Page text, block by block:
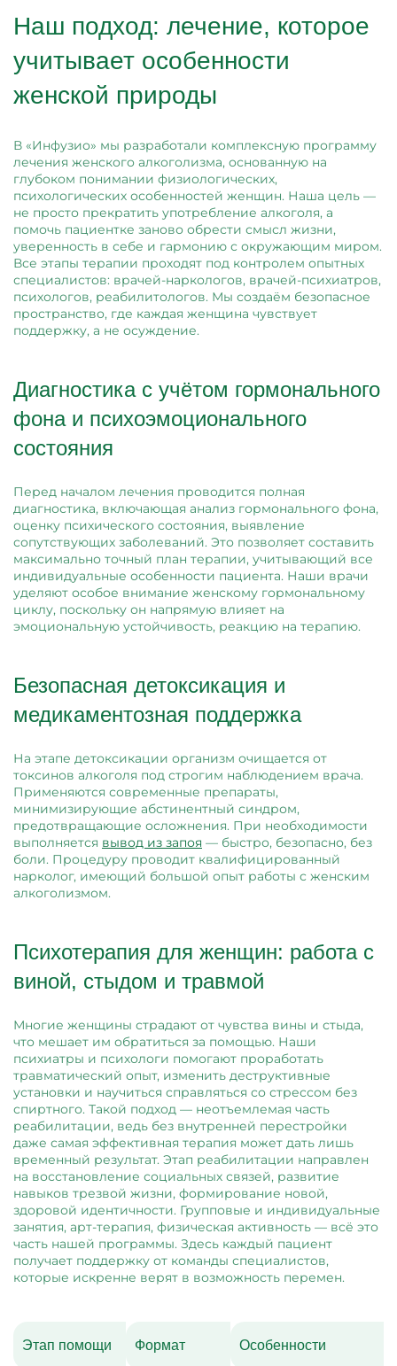
Наш подход: лечение, которое
учитывает особенности
женской природы
В «Инфузио» мы разработали комплексную программу
лечения женского алкоголизма, основанную на
глубоком понимании физиологических,
психологических особенностей женщин. Наша цель —
не просто прекратить употребление алкоголя, а
помочь пациентке заново обрести смысл жизни,
уверенность в себе и гармонию с окружающим миром.
Все этапы терапии проходят под контролем опытных
специалистов: врачей-наркологов, врачей-психиатров,
психологов, реабилитологов. Мы создаём безопасное
пространство, где каждая женщина чувствует
поддержку, а не осуждение.
Диагностика с учётом гормонального
фона и психоэмоционального
состояния
Перед началом лечения проводится полная
диагностика, включающая анализ гормонального фона,
оценку психического состояния, выявление
сопутствующих заболеваний. Это позволяет составить
максимально точный план терапии, учитывающий все
индивидуальные особенности пациента. Наши врачи
уделяют особое внимание женскому гормональному
циклу, поскольку он напрямую влияет на
эмоциональную устойчивость, реакцию на терапию.
Безопасная детоксикация и
медикаментозная поддержка
На этапе детоксикации организм очищается от
токсинов алкоголя под строгим наблюдением врача.
Применяются современные препараты,
минимизирующие абстинентный синдром,
предотвращающие осложнения. При необходимости
выполняется вывод из запоя — быстро, безопасно, без
боли. Процедуру проводит квалифицированный
нарколог, имеющий большой опыт работы с женским
алкоголизмом.
Психотерапия для женщин: работа с
виной, стыдом и травмой
Многие женщины страдают от чувства вины и стыда,
что мешает им обратиться за помощью. Наши
психиатры и психологи помогают проработать
травматический опыт, изменить деструктивные
установки и научиться справляться со стрессом без
спиртного. Такой подход — неотъемлемая часть
реабилитации, ведь без внутренней перестройки
даже самая эффективная терапия может дать лишь
временный результат. Этап реабилитации направлен
на восстановление социальных связей, развитие
навыков трезвой жизни, формирование новой,
здоровой идентичности. Групповые и индивидуальные
занятия, арт-терапия, физическая активность — всё это
часть нашей программы. Здесь каждый пациент
получает поддержку от команды специалистов,
которые искренне верят в возможность перемен.
Этап помощи Формат Особенности